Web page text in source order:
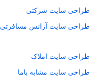
طراحی سایت شرکتی
طراحی سایت آژانس مسافرتی
طراحی سایت املاک
طراحی سایت مشابه باما